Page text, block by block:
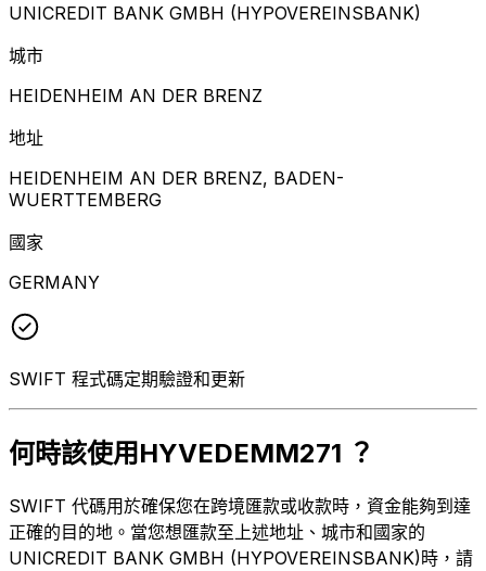
UNICREDIT BANK GMBH (HYPOVEREINSBANK)
城市
HEIDENHEIM AN DER BRENZ
地址
HEIDENHEIM AN DER BRENZ, BADEN-
WUERTTEMBERG
國家
GERMANY
SWIFT 程式碼定期驗證和更新
何時該使用HYVEDEMM271 ？
SWIFT 代碼用於確保您在跨境匯款或收款時，資金能夠到達
正確的目的地。當您想匯款至上述地址、城市和國家的
UNICREDIT BANK GMBH (HYPOVEREINSBANK)時，請